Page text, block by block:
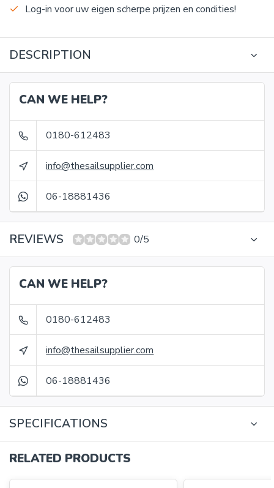
Log-in voor uw eigen scherpe prijzen en condities!
DESCRIPTION
CAN WE HELP?
0180-612483
info@thesailsupplier.com
06-18881436
REVIEWS 0/5
CAN WE HELP?
0180-612483
info@thesailsupplier.com
06-18881436
SPECIFICATIONS
RELATED PRODUCTS